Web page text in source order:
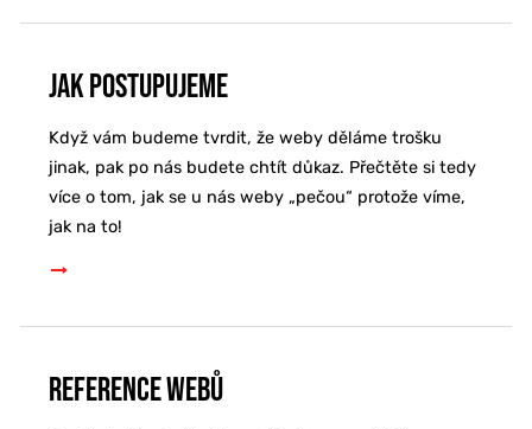
Jak postupujeme
Když vám budeme tvrdit, že weby děláme trošku
jinak, pak po nás budete chtít důkaz. Přečtěte si tedy
více o tom, jak se u nás weby „pečou“ protože víme,
jak na to!
Reference webů